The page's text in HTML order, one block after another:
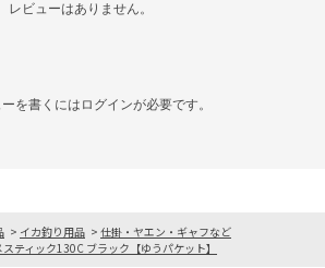
レビューはありません。
を書くには ログインが必要です。
> イカ釣り用品 > 仕掛・ヤエン・ギャフなど
ティック130C ブラック【ゆうパケット】